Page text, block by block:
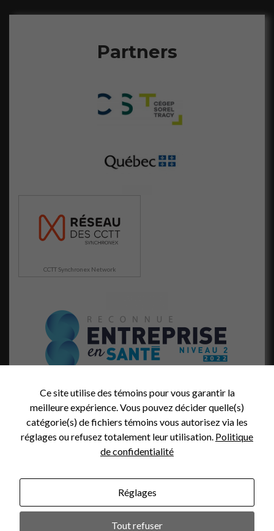
Partners
CCTT Synchronex Network
Ce site utilise des témoins pour vous garantir la
meilleure expérience. Vous pouvez décider quelle(s)
catégorie(s) de fichiers témoins vous autorisez via les
réglages ou refusez totalement leur utilisation. Politique
de confidentialité
Réglages
Tout refuser
améliorer la
site Web, en
fonction de la
façon dont le
contenu et
des offres
personnalisés.